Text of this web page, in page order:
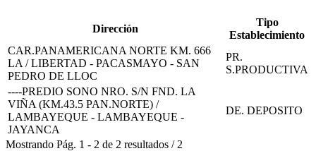
Dirección
Tipo
Establecimiento
CAR.PANAMERICANA NORTE KM. 666
LA / LIBERTAD - PACASMAYO - SAN
PEDRO DE LLOC
PR.
S.PRODUCTIVA
----PREDIO SONO NRO. S/N FND. LA
VIÑA (KM.43.5 PAN.NORTE) /
LAMBAYEQUE - LAMBAYEQUE -
JAYANCA
DE. DEPOSITO
Mostrando Pág. 1 - 2 de 2 resultados / 2